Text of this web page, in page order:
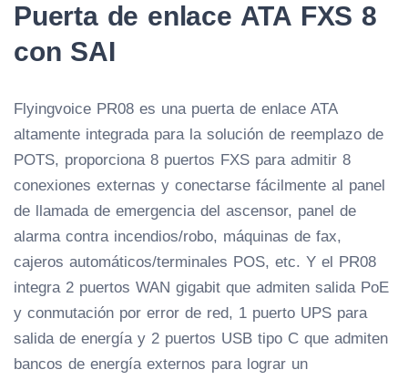
Puerta de enlace ATA FXS 8
con SAI
Flyingvoice PR08 es una puerta de enlace ATA
altamente integrada para la solución de reemplazo de
POTS, proporciona 8 puertos FXS para admitir 8
conexiones externas y conectarse fácilmente al panel
de llamada de emergencia del ascensor, panel de
alarma contra incendios/robo, máquinas de fax,
cajeros automáticos/terminales POS, etc. Y el PR08
integra 2 puertos WAN gigabit que admiten salida PoE
y conmutación por error de red, 1 puerto UPS para
salida de energía y 2 puertos USB tipo C que admiten
bancos de energía externos para lograr un